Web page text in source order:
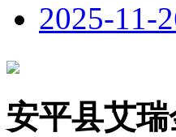
2025-11-
安平县艾